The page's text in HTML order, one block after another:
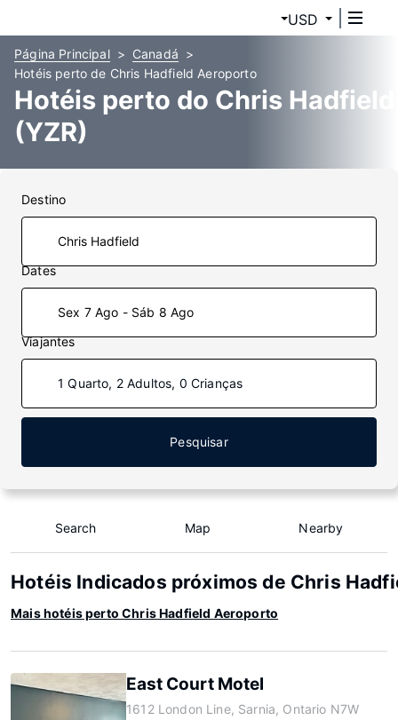
USD
Página Principal
Canadá
Hotéis perto de Chris Hadfield Aeroporto
Hotéis perto do Chris Hadfield
(YZR)
Destino
Dates
Sex 7 Ago - Sáb 8 Ago
Viajantes
1 Quarto, 2 Adultos, 0 Crianças
Pesquisar
Search Map Nearby
Hotéis Indicados próximos de Chris
Mais hotéis perto Chris Hadfield Aeroporto
East Court Motel
1612 London Line, Sarnia, Ontario N7W